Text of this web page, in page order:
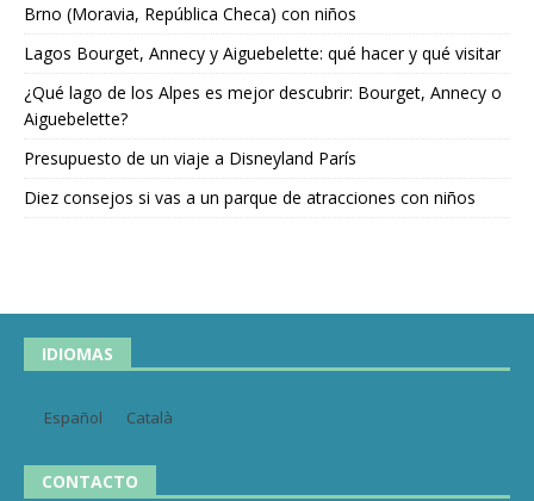
Brno (Moravia, República Checa) con niños
Lagos Bourget, Annecy y Aiguebelette: qué hacer y qué visitar
¿Qué lago de los Alpes es mejor descubrir: Bourget, Annecy o
Aiguebelette?
Presupuesto de un viaje a Disneyland París
Diez consejos si vas a un parque de atracciones con niños
IDIOMAS
Español Català
CONTACTO